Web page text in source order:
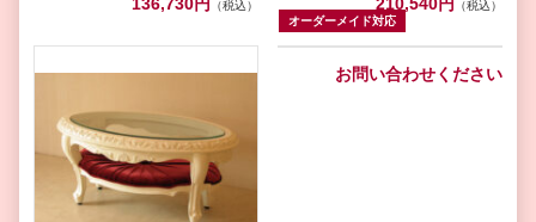
（税込） （税込）
オーダーメイド対応
お問い合わせください